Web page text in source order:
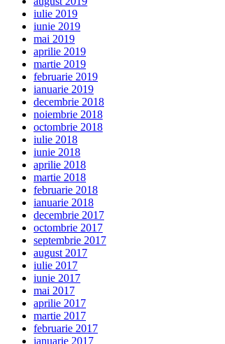
iulie 2019
iunie 2019
mai 2019
aprilie 2019
martie 2019
februarie 2019
ianuarie 2019
decembrie 2018
noiembrie 2018
octombrie 2018
iulie 2018
iunie 2018
aprilie 2018
martie 2018
februarie 2018
ianuarie 2018
decembrie 2017
octombrie 2017
septembrie 2017
august 2017
iulie 2017
iunie 2017
mai 2017
aprilie 2017
martie 2017
februarie 2017
ianuarie 2017